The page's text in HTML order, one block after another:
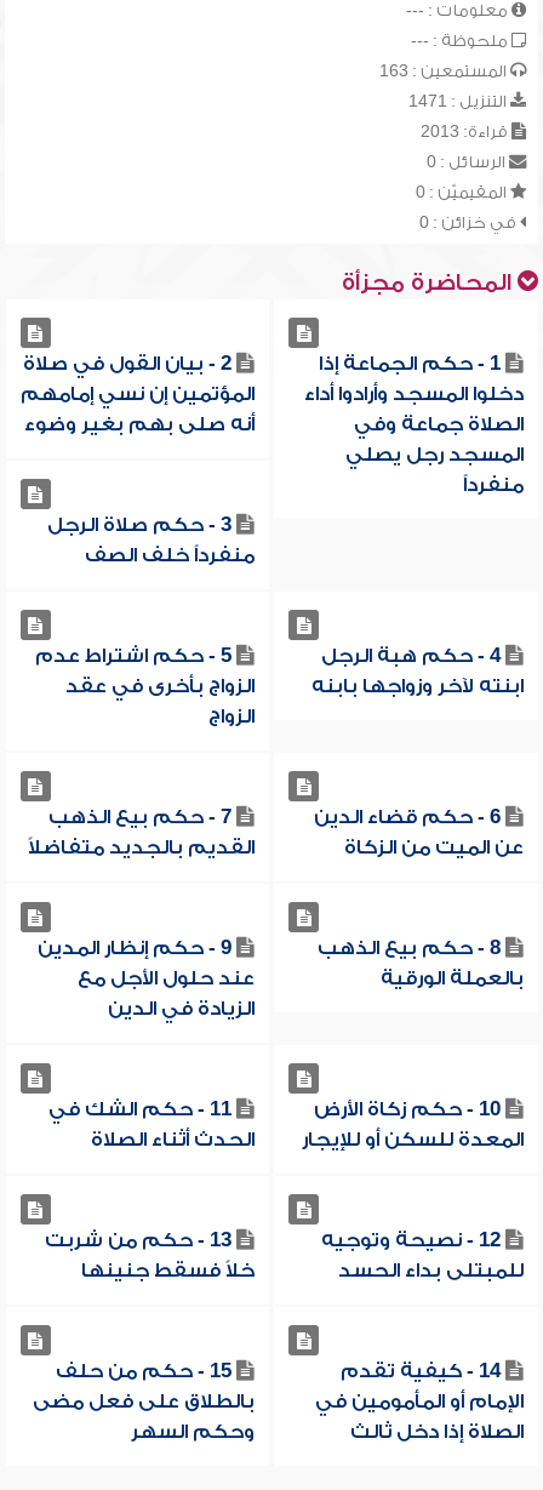
معلومات : ---
ملحوظة : ---
المستمعين : 163
التنزيل : 1471
قراءة: 2013
الرسائل : 0
المقيميّن : 0
في خزائن : 0
المحاضرة مجزأة
1 - حكم الجماعة إذا
دخلوا المسجد وأرادوا أداء
الصلاة جماعة وفي
المسجد رجل يصلي
منفرداً
2 - بيان القول في صلاة
المؤتمين إن نسي إمامهم
أنه صلى بهم بغير وضوء
3 - حكم صلاة الرجل
منفرداً خلف الصف
4 - حكم هبة الرجل
ابنته لآخر وزواجها بابنه
5 - حكم اشتراط عدم
الزواج بأخرى في عقد
الزواج
6 - حكم قضاء الدين
عن الميت من الزكاة
7 - حكم بيع الذهب
القديم بالجديد متفاضلاً
8 - حكم بيع الذهب
بالعملة الورقية
9 - حكم إنظار المدين
عند حلول الأجل مع
الزيادة في الدين
10 - حكم زكاة الأرض
المعدة للسكن أو للإيجار
11 - حكم الشك في
الحدث أثناء الصلاة
12 - نصيحة وتوجيه
للمبتلى بداء الحسد
13 - حكم من شربت
خلاً فسقط جنينها
14 - كيفية تقدم
الإمام أو المأمومين في
الصلاة إذا دخل ثالث
15 - حكم من حلف
بالطلاق على فعل مضى
وحكم السهر